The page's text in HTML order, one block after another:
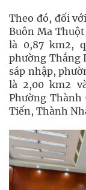
Theo đó, đối
Buôn Ma
là 0,87 km2,
phường Thắng
sáp nhập,
là 2,00 km2
Phường Thành
Tiến, Thành